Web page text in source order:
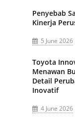
Penyebab
Kinerja
5 June 2026
Toyota
Menawan
Detail
Inovatif
4 June 2026